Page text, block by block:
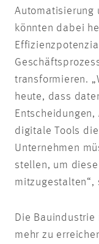
Automatisierung
könnten dabei
transformieren.
heute, dass
digitale Tools
Unternehmen
stellen, um
mitzugestalten“,
Die
mehr zu